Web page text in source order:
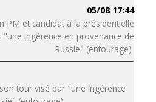
05/08 17:44
PM et candidat à la présidentielle
"une ingérence en provenance de
Russie" (entourage)
tour visé par "une ingérence